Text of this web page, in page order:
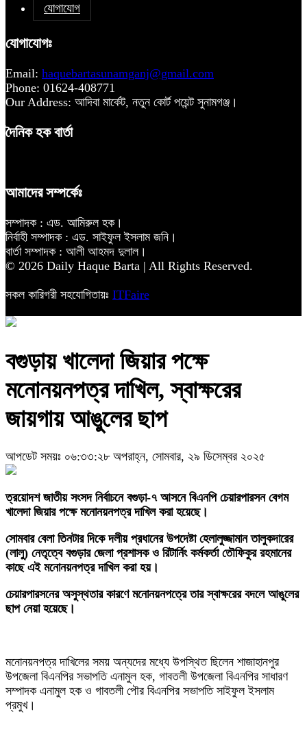
যোগাযোগ
যোগাযোগঃ
Email: haquebartasunamganj@gmail.com
Phone: 01624-408771
Our Address: আদিবা মার্কেট, নতুন কোর্ট পয়েন্ট সুনামগঞ্জ।
দৈনিক হক বার্তা
আমাদের সম্পর্কেঃ
সম্পাদক : এড. আমিরুল হক।
নির্বাহী সম্পাদক : এড. সাইফুল ইসলাম জনি।
বার্তা সম্পাদক : আলী আহমদ দুলাল।
© 2026 Daily Haque Barta | All Rights Reserved.
সকল কারিগরী সহযোগিতায়ঃ ITFaire
বগুড়ায় খালেদা জিয়ার পক্ষে
মনোনয়নপত্র দাখিল, স্বাক্ষরের
জায়গায় আঙুলের ছাপ
আপডেট সময়ঃ ০৬:৩৩:২৮ অপরাহ্ন, সোমবার, ২৯ ডিসেম্বর ২০২৫
‎ত্রয়োদশ জাতীয় সংসদ নির্বাচনে বগুড়া-৭ আসনে বিএনপি চেয়ারপারসন বেগম
খালেদা জিয়ার পক্ষে মনোনয়নপত্র দাখিল করা হয়েছে।
‎সোমবার বেলা তিনটার দিকে দলীয় প্রধানের উপদেষ্টা হেলালুজ্জামান তালুকদারের
(লালু) নেতৃত্বে বগুড়ার জেলা প্রশাসক ও রিটার্নিং কর্মকর্তা তৌফিকুর রহমানের
কাছে এই মনোনয়নপত্র দাখিল করা হয়।
‎চেয়ারপারসনের অসুস্থতার কারণে মনোনয়নপত্রে তার স্বাক্ষরের বদলে আঙুলের
ছাপ নেয়া হয়েছে।
‎মনোনয়নপত্র দাখিলের সময় অন্যদের মধ্যে উপস্থিত ছিলেন শাজাহানপুর
উপজেলা বিএনপির সভাপতি এনামুল হক, গাবতলী উপজেলা বিএনপির সাধারণ
সম্পাদক এনামুল হক ও গাবতলী পৌর বিএনপির সভাপতি সাইফুল ইসলাম
প্রমুখ।